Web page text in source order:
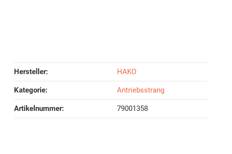
Hersteller: HAKO
Kategorie: Antriebsstrang
Artikelnummer: 79001358